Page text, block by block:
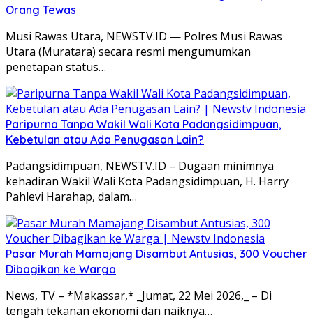
Orang Tewas
Musi Rawas Utara, NEWSTV.ID — Polres Musi Rawas
Utara (Muratara) secara resmi mengumumkan
penetapan status…
Paripurna Tanpa Wakil Wali Kota Padangsidimpuan,
Kebetulan atau Ada Penugasan Lain?
Padangsidimpuan, NEWSTV.ID – Dugaan minimnya
kehadiran Wakil Wali Kota Padangsidimpuan, H. Harry
Pahlevi Harahap, dalam…
Pasar Murah Mamajang Disambut Antusias, 300 Voucher
Dibagikan ke Warga
News, TV – *Makassar,* _Jumat, 22 Mei 2026,_ – Di
tengah tekanan ekonomi dan naiknya…